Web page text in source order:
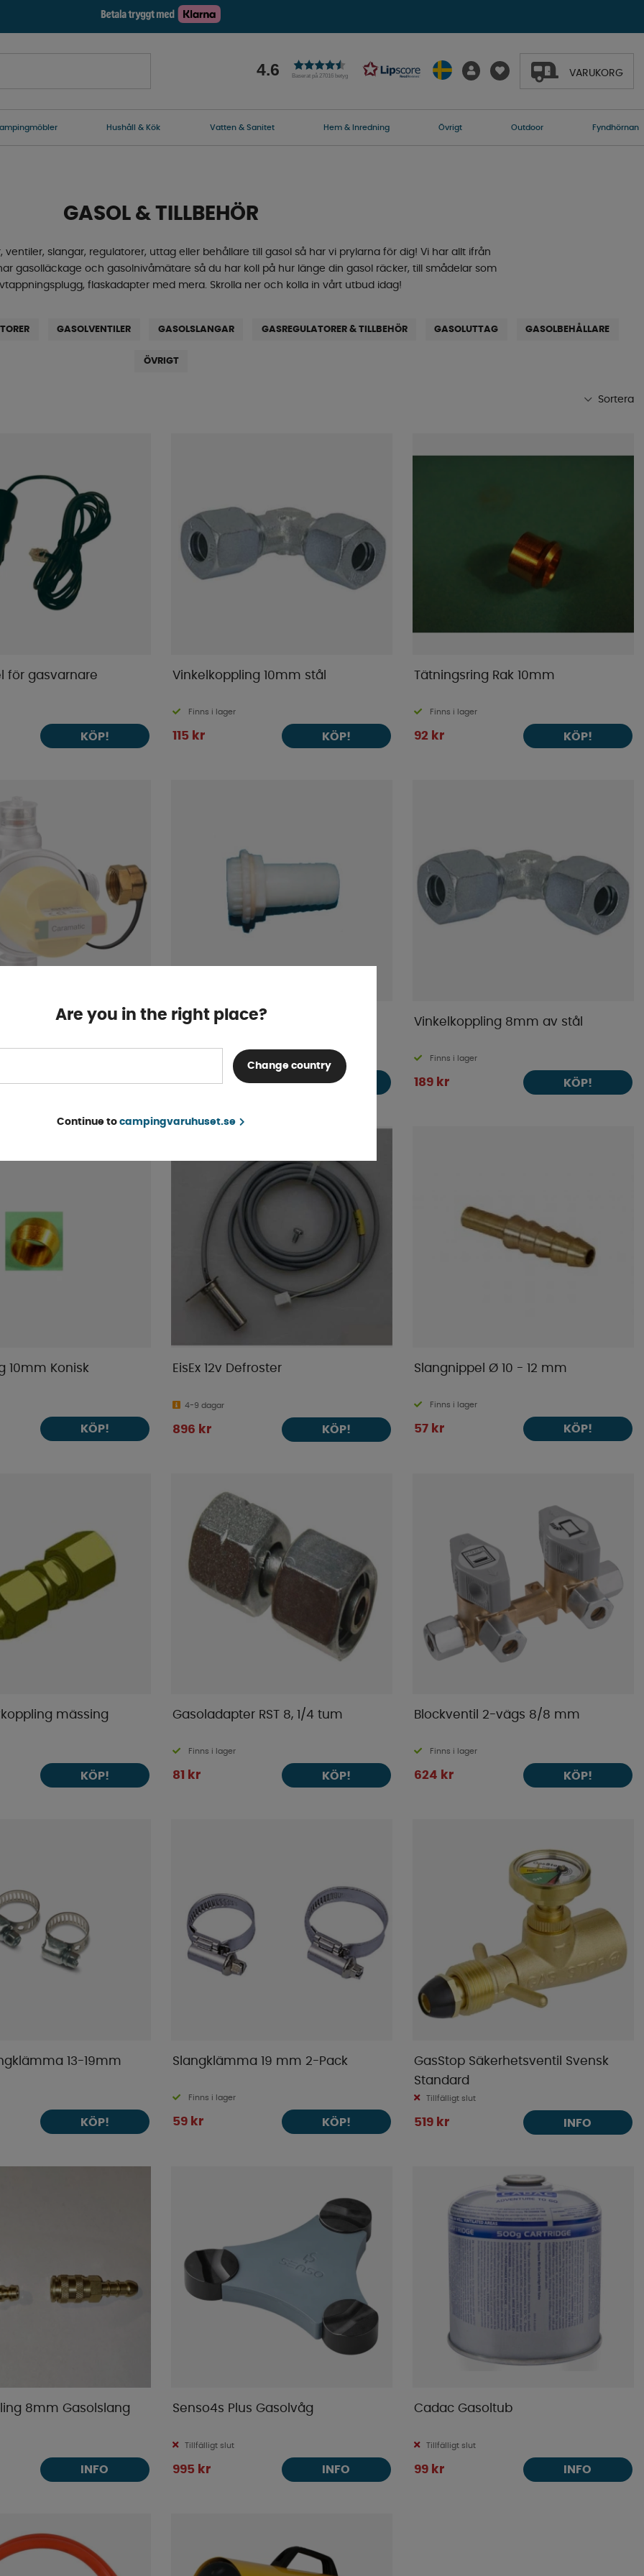
4.6 Baserat på 27016 betyg VARUKORG
Hushåll & Kök Vatten & Sanitet Hem & Inredning Övrigt Outdoor Fyndhörnan
GASOL & TILLBEHÖR
slangar, regulatorer, uttag eller behållare till gasol så har vi prylarna för dig! Vi har allt ifrån
gasolläckage och gasolnivåmätare så du har koll på hur länge din gasol räcker, till smådelar som
flaskadapter med mera. Skrolla ner och kolla in vårt utbud idag!
GASOLVENTILER GASOLSLANGAR GASREGULATORER & TILLBEHÖR GASOLUTTAG GASOLBEHÅLLARE
ÖVRIGT
Sortera
Högsta pris
Varumärke
Publiceringsdatum
för gasvarnare
KÖP!
Vinkelkoppling 10mm stål
Finns i lager
115 kr KÖP!
Tätningsring Rak 10mm
Finns i lager
92 kr KÖP!
KÖP!
Tankanslutning Nylon 20 mm
Finns i lager
92 kr KÖP!
Vinkelkoppling 8mm av stål
Finns i lager
189 kr KÖP!
10mm Konisk
KÖP!
EisEx 12v Defroster
4-9 dagar
896 kr KÖP!
Slangnippel Ø 10 - 12 mm
Finns i lager
57 kr KÖP!
mässing
KÖP!
Gasoladapter RST 8, 1/4 tum
Finns i lager
81 kr KÖP!
Blockventil 2-vägs 8/8 mm
Finns i lager
624 kr KÖP!
13-19mm
KÖP!
Slangklämma 19 mm 2-Pack
Finns i lager
59 kr KÖP!
GasStop Säkerhetsventil Svensk
Standard
Tillfälligt slut
519 kr INFO
8mm Gasolslang
INFO
Senso4s Plus Gasolvåg
Tillfälligt slut
995 kr INFO
Cadac Gasoltub
Tillfälligt slut
99 kr INFO
Are you in the right place?
Change country
Continue to campingvaruhuset.se